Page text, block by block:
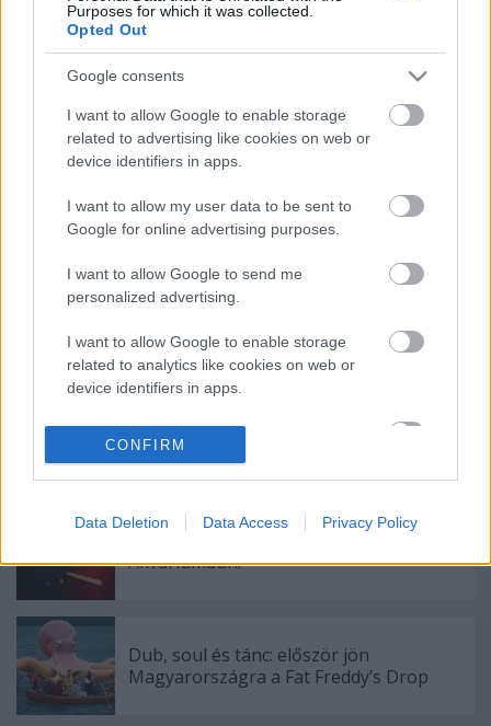
Purposes for which it was collected.
Opted Out
Google consents
I want to allow Google to enable storage
related to advertising like cookies on web or
device identifiers in apps.
I want to allow my user data to be sent to
Google for online advertising purposes.
I want to allow Google to send me
personalized advertising.
I want to allow Google to enable storage
related to analytics like cookies on web or
device identifiers in apps.
I want to allow Google to enable storage
related to functionality of the website or app.
related to personalization.
I want to allow Google to enable storage
related to security, including authentication
functionality and fraud prevention, and other
user protection.
CONFIRM
Data Deletion Data Access Privacy Policy
Címkék:programajánló koncert techno tribal
orientális
akvárium klub
Ajánlott bejegyzések:
R.E.M., a Queens of the Stone Age és a
Screaming Trees tagjainak supergroupja
Jamie Woon 10 év után újra az
Akváriumban!
Dub, soul és tánc: először jön
Magyarországra a Fat Freddy’s Drop